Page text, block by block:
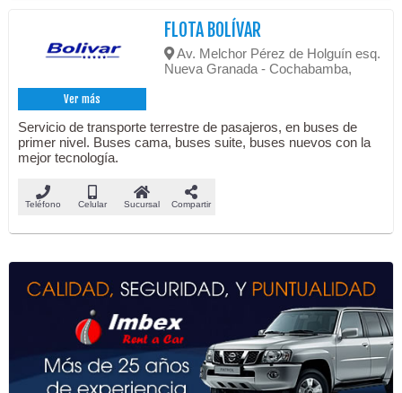
Ver más
FLOTA BOLÍVAR
Av. Melchor Pérez de Holguín esq.
Nueva Granada - Cochabamba,
Servicio de transporte terrestre de pasajeros, en buses de
primer nivel. Buses cama, buses suite, buses nuevos con la
mejor tecnología.
Teléfono Celular Sucursal Compartir